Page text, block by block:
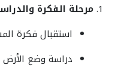
مرحلة الفكرة
استقبال فكرة
دراسة وضع الأرض